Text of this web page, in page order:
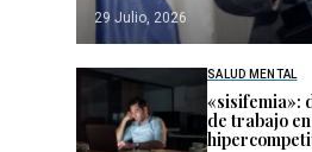
29 Julio, 2026
SALUD MENTAL
«sisifemia»:
de trabajo